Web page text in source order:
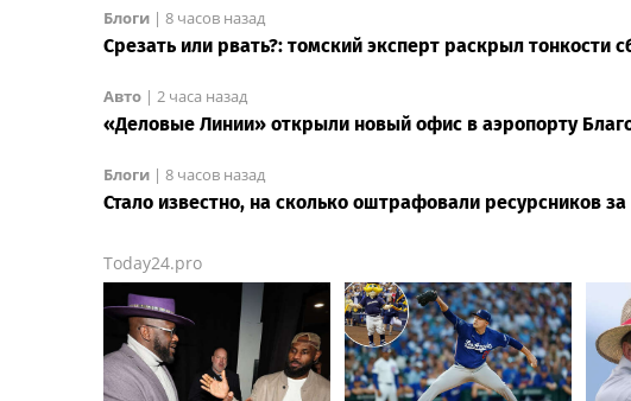
Блоги | 8 часов назад
Срезать или рвать?: томский эксперт раскрыл тонкости
Авто | 2 часа назад
«Деловые Линии» открыли новый офис в аэропорту
Блоги | 8 часов назад
Стало известно, на сколько оштрафовали ресурсников
Today24.pro